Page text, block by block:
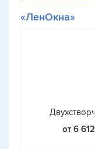
«ЛенОкна»
от 6